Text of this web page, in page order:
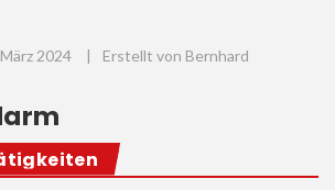
2024 |
Erstellt von Bernhard